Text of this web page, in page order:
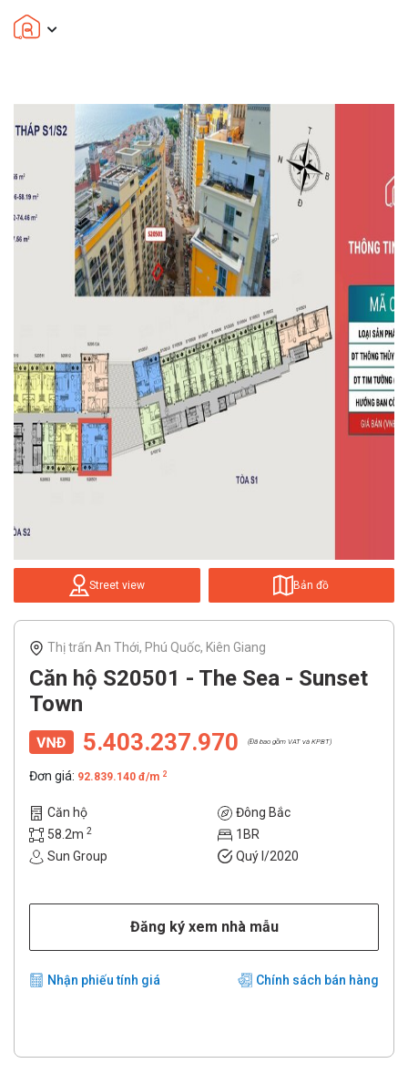
Street view Bản đồ
Thị trấn An Thới, Phú Quốc, Kiên Giang
Căn hộ S20501 - The Sea - Sunset
Town
5.403.237.970 (Đã bao gồm VAT và KPBT)
Đơn giá: 92.839.140 đ/m 2
Căn hộ
Đông Bắc
58.2m 2
1BR
Sun Group
Quý I/2020
Đăng ký xem nhà mẫu
Nhận phiếu tính giá Chính sách bán hàng